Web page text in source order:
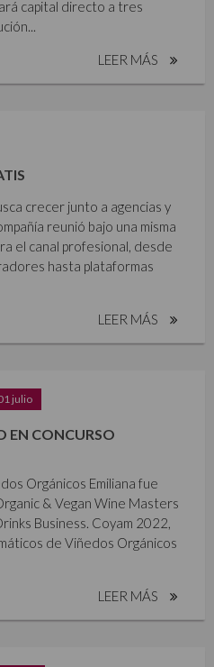
capital directo a tres
LEER MÁS
crecer junto a agencias y
reunió bajo una misma
el canal profesional, desde
hasta plataformas
LEER MÁS
julio
EN CONCURSO
Orgánicos Emiliana fue
& Vegan Wine Masters
Business. Coyam 2022,
de Viñedos Orgánicos
LEER MÁS